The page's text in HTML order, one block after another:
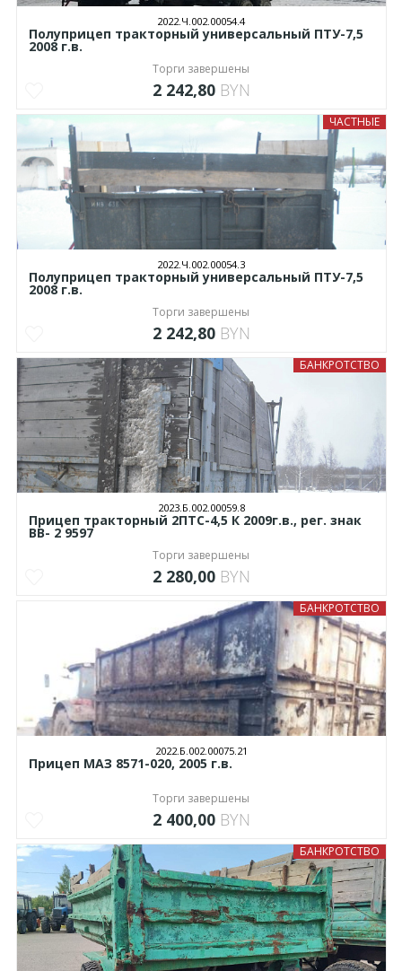
2022.Ч.002.00054.4
Полуприцеп тракторный универсальный ПТУ-7,5
2008 г.в.
Торги завершены
2 242,80 BYN
ЧАСТНЫЕ
2022.Ч.002.00054.3
Полуприцеп тракторный универсальный ПТУ-7,5
2008 г.в.
Торги завершены
2 242,80 BYN
БАНКРОТСТВО
2023.Б.002.00059.8
Прицеп тракторный 2ПТС-4,5 К 2009г.в., рег. знак
ВВ- 2 9597
Торги завершены
2 280,00 BYN
БАНКРОТСТВО
2022.Б.002.00075.21
Прицеп МАЗ 8571-020, 2005 г.в.
Торги завершены
2 400,00 BYN
БАНКРОТСТВО